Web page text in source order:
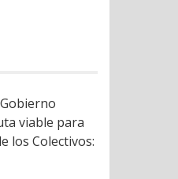
viable para
los Colectivos: